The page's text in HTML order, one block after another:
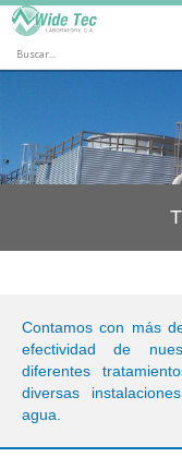
Contamos con más
efectividad de
diferentes
diversas
agua.